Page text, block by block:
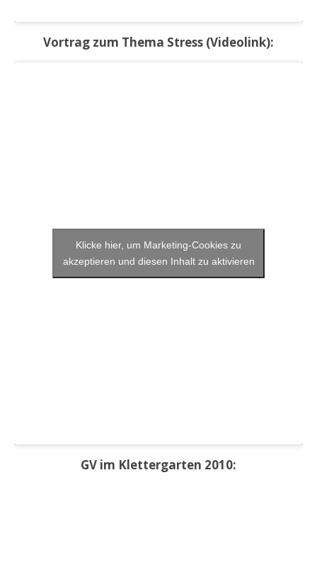
Vortrag zum Thema Stress (Videolink):
Klicke hier, um Marketing-Cookies zu
akzeptieren und diesen Inhalt zu aktivieren
GV im Klettergarten 2010: